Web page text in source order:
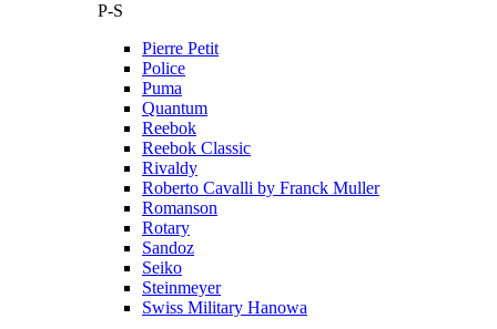
P-S
Pierre Petit
Police
Puma
Quantum
Reebok
Reebok Classic
Rivaldy
Roberto Cavalli by Franck Muller
Romanson
Rotary
Sandoz
Seiko
Steinmeyer
Swiss Military Hanowa